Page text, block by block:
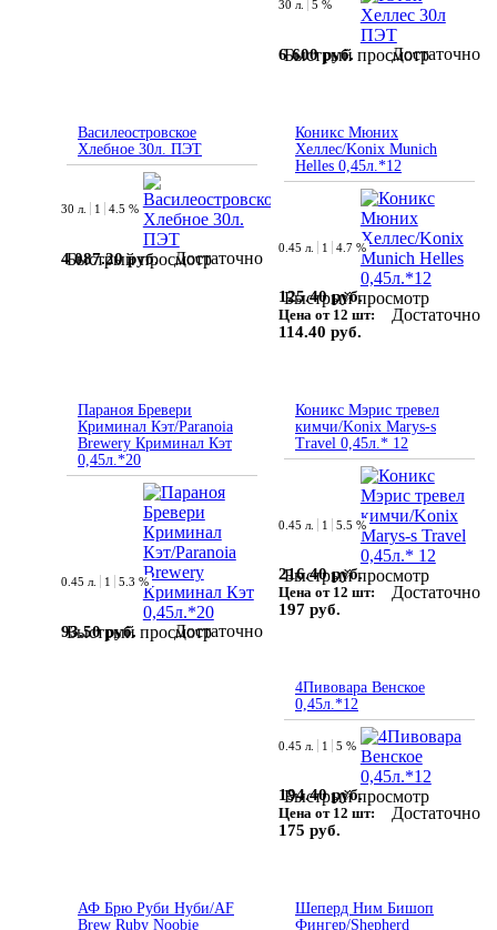
Быстрый просмотр
30 л. 5 %
6 600 руб. Достаточно
Василеостровское
Хлебное 30л. ПЭТ
Быстрый просмотр
30 л. 1 4.5 %
4 087.20 руб. Достаточно
Коникс Мюних
Хеллес/Konix Munich
Helles 0,45л.*12
Быстрый просмотр
0.45 л. 1 4.7 %
125.40 руб.
Цена от 12 шт:
114.40 руб.
Достаточно
Параноя Бревери
Криминал Кэт/Paranoia
Brewery Криминал Кэт
0,45л.*20
Быстрый просмотр
0.45 л. 1 5.3 %
93.50 руб. Достаточно
Коникс Мэрис тревел
кимчи/Konix Marys-s
Travel 0,45л.* 12
Быстрый просмотр
0.45 л. 1 5.5 %
216.40 руб.
Цена от 12 шт:
197 руб.
Достаточно
4Пивовара Венское
0,45л.*12
Быстрый просмотр
0.45 л. 1 5 %
194.40 руб.
Цена от 12 шт:
175 руб.
Достаточно
АФ Брю Руби Нуби/AF
Brew Ruby Noobie
Шеперд Ним Бишоп
Фингер/Shepherd